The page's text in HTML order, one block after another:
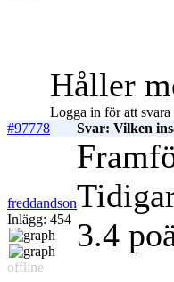
Håller
Logga in för att svara
#97778
Svar: Vilken
freddandson
Inlägg: 454
offline
3.4